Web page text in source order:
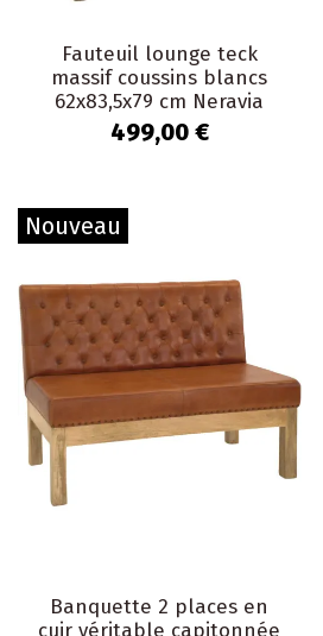
Fauteuil lounge teck
massif coussins blancs
62x83,5x79 cm Neravia
499,00 €
Nouveau
Banquette 2 places en